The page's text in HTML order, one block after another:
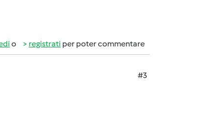
o registrati per poter commentare
#3